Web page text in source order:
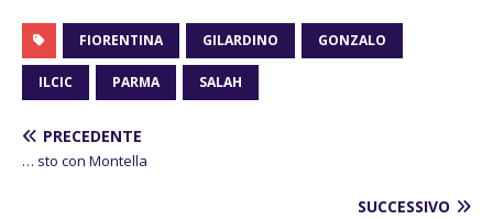
FIORENTINA GILARDINO GONZALO
ILCIC PARMA SALAH
PRECEDENTE
… sto con Montella
SUCCESSIVO